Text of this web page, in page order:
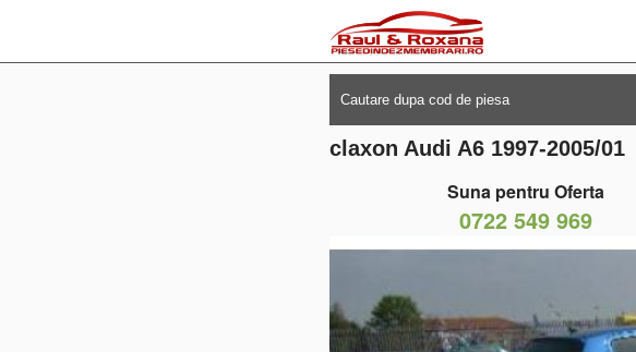
claxon Audi A6 1997-2005/01
Suna pentru Oferta
0722 549 969